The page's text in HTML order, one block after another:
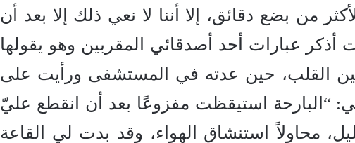
من بضع دقائق، إلا أننا لا نعي ذلك إلا بعد أن
أذكر عبارات أحد أصدقائي المقربين وهو يقولها
القلب، حين عدته في المستشفى ورأيت على
“البارحة استيقظت مفزوعًا بعد أن انقطع عليّ
محاولاً استنشاق الهواء، وقد بدت لي القاعة